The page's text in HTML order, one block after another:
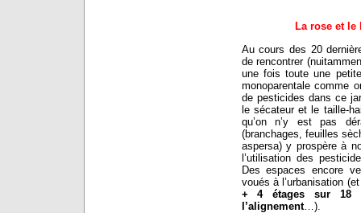
La rose et
Au cours des 20
de rencontrer
une fois toute une
monoparentale comme
de pesticides dans ce
le sécateur et le taille-
qu’on n’y est pas
(branchages, feuilles
aspersa) y prospère à
l’utilisation des
Des espaces encore
voués à l’urbanisation
+ 4 étages sur 18
l’alignement…).